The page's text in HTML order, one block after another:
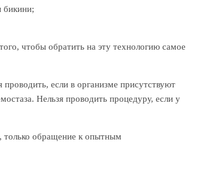
бикини;
чтобы обратить на эту технологию самое
если в организме присутствуют
Нельзя проводить процедуру, если у
только обращение к опытным